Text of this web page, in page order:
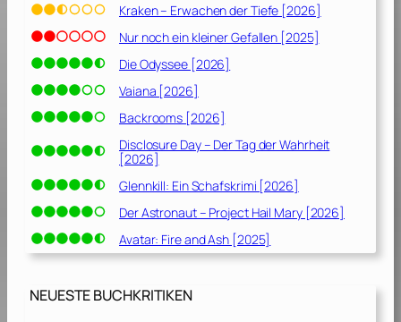
Kraken – Erwachen der Tiefe [2026]
Nur noch ein kleiner Gefallen [2025]
Die Odyssee [2026]
Vaiana [2026]
Backrooms [2026]
Disclosure Day – Der Tag der Wahrheit
[2026]
Glennkill: Ein Schafskrimi [2026]
Der Astronaut – Project Hail Mary [2026]
Avatar: Fire and Ash [2025]
NEUESTE BUCHKRITIKEN